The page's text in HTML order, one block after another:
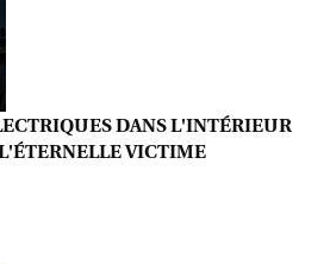
DANS L'INTÉRIEUR
VICTIME